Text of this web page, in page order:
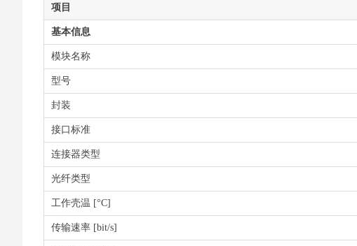
项目
基本信息
模块名称
型号
封装
接口标准
连接器类型
光纤类型
工作壳温 [°C]
传输速率 [bit/s]